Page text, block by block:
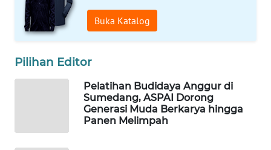
Buka Katalog
Pilihan Editor
Pelatihan Budidaya Anggur di
Sumedang, ASPAI Dorong
Generasi Muda Berkarya hingga
Panen Melimpah
OTOMOTIF
WAHANA